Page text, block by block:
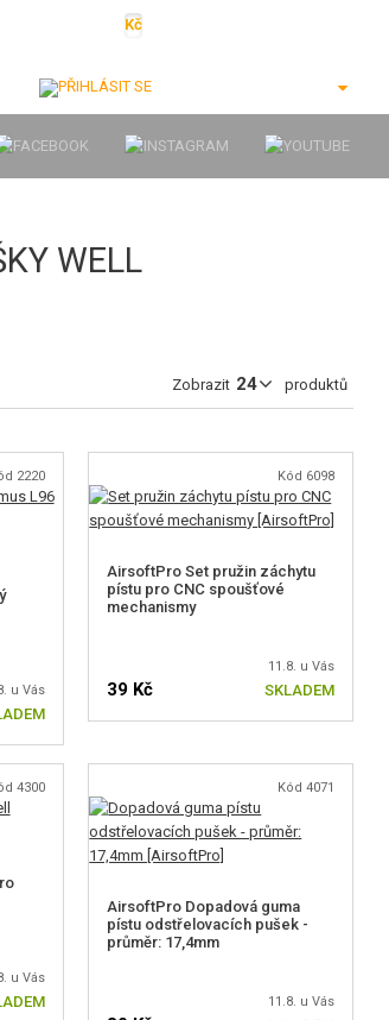
Kč
WELL
Zobrazit produktů
2220
u Vás
Kód 6098
AirsoftPro Set pružin záchytu
pístu pro CNC spoušťové
mechanismy
11.8. u Vás
39 Kč SKLADEM
4300
u Vás
Kód 4071
AirsoftPro Dopadová guma
pístu odstřelovacích pušek -
průměr: 17,4mm
11.8. u Vás